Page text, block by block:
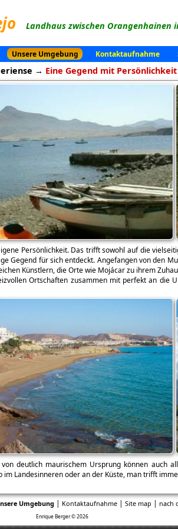
Landhaus zwischen Orangenhainen
Unsere Umgebung Kontaktaufnahme
→ Eine Gegend mit Persönlichkeit
Persönlichkeit. Das trifft sowohl auf die
Gegend für sich entdeckt. Angefangen von den
Künstlern, die Orte wie Mojácar zu ihrem
Ortschaften zusammen mit perfekt an die
deutlich maurischem Ursprung können auch
Landesinneren oder an der Küste, man trifft
Umgebung | Kontaktaufnahme |Site map | nach
Enrique Berger © 2026